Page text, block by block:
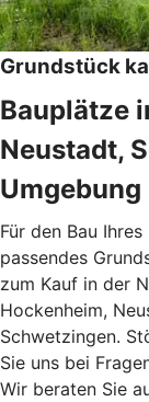
Grundstück
Bauplätze
Neustadt,
Umgebung
Für den Bau
passendes
zum Kauf in der
Hockenheim,
Schwetzingen.
Sie uns bei
Wir beraten Sie